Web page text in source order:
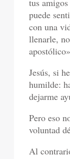
tus
puede
con una
llenarle,
Jesús, si
humilde:
dejarme
Pero eso
voluntad
Al